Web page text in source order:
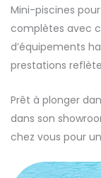
Mini-piscines
complètes avec
d’équipements
prestations
Prêt à plonger
dans son
chez vous pour